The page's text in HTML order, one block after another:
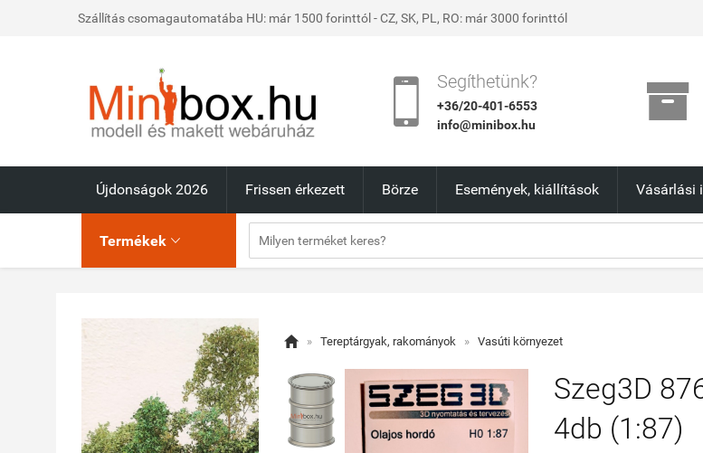
Szállítás csomagautomatába HU: már 1500 forinttól - CZ, SK, PL, RO: már 3000 forinttól
 Segíthetünk?
+36/20-401-6553
info@minibox.hu

Újdonságok 2026 Frissen érkezett Börze Események, kiállítások Vásárlási
Termékek 
 » Tereptárgyak, rakományok » Vasúti környezet
Szeg3D
4db (1:87)